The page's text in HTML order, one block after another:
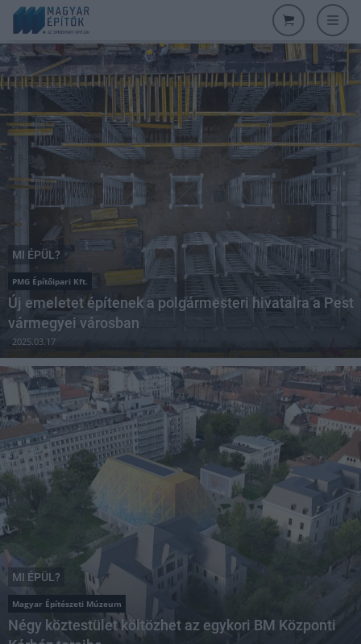
MI ÉPÜL?
PMG Építőipari Kft.
Új emeletet építenek a polgármesteri hivatalra a Pest
vármegyei városban
2025.03.17
MI ÉPÜL?
Magyar Építészeti Múzeum
Négy köztestület költözhet az egykori BM Központi